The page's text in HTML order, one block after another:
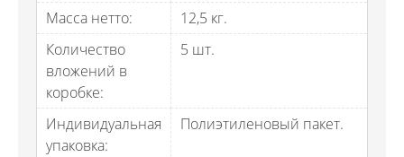
Масса нетто:
12,5 кг.
Количество
вложений в
коробке:
5 шт.
Индивидуальная
упаковка:
Полиэтиленовый пакет.